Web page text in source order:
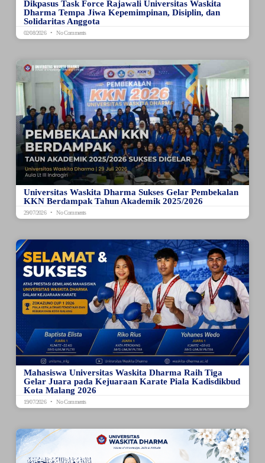
Dikpasus Task Force Rajawali Universitas Waskita
Dharma Tempa Jiwa Kepemimpinan, Disiplin, dan
Solidaritas Anggota
02/08/2026 No Comments
Universitas Waskita Dharma Sukses Gelar Pembekalan
KKN Berdampak Tahun Akademik 2025/2026
29/07/2026 No Comments
Mahasiswa Universitas Waskita Dharma Raih Tiga
Gelar Juara pada Kejuaraan Karate Piala Kadisdikbud
Kota Malang 2026
19/07/2026 No Comments